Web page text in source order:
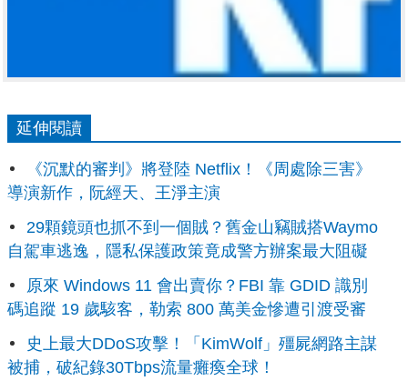
延伸閱讀
《沉默的審判》將登陸 Netflix！《周處除三害》
導演新作，阮經天、王淨主演
29顆鏡頭也抓不到一個賊？舊金山竊賊搭Waymo
自駕車逃逸，隱私保護政策竟成警方辦案最大阻礙
原來 Windows 11 會出賣你？FBI 靠 GDID 識別
碼追蹤 19 歲駭客，勒索 800 萬美金慘遭引渡受審
史上最大DDoS攻擊！「KimWolf」殭屍網路主謀
被捕，破紀錄30Tbps流量癱瘓全球！